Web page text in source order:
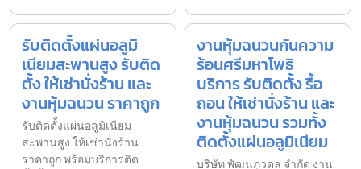
รับติดตั้งแผ่นอลูมิ
เนียมสะพานสูง รับติด
ตั้ง ให้เช่านั่งร้าน และ
งานหุ้มฉนวน ราคาถูก
รับติดตั้งแผ่นอลูมิเนียม
สะพานสูง ให้เช่านั่งร้าน
ราคาถูก พร้อมบริการติด
งานหุ้มฉนวนกันความ
ร้อนศรีมหาโพธิ
บริการ รับติดตั้ง รื้อ
ถอน ให้เช่านั่งร้าน และ
งานหุ้มฉนวน รวมทั้ง
ติดตั้งแผ่นอลูมิเนียม
บริษัท พัฒนภูวดล จำกัด งาน